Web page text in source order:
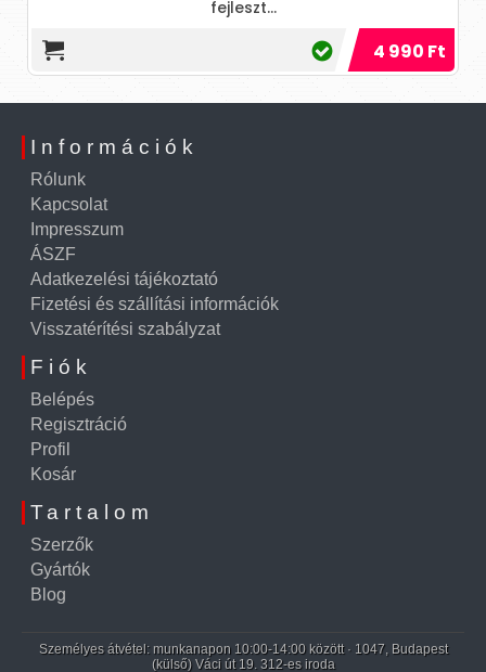
fejleszt...
4 990 Ft
Információk
Rólunk
Kapcsolat
Impresszum
ÁSZF
Adatkezelési tájékoztató
Fizetési és szállítási információk
Visszatérítési szabályzat
Fiók
Belépés
Regisztráció
Profil
Kosár
Tartalom
Szerzők
Gyártók
Blog
Személyes átvétel: munkanapon 10:00-14:00 között · 1047, Budapest
(külső) Váci út 19. 312-es iroda